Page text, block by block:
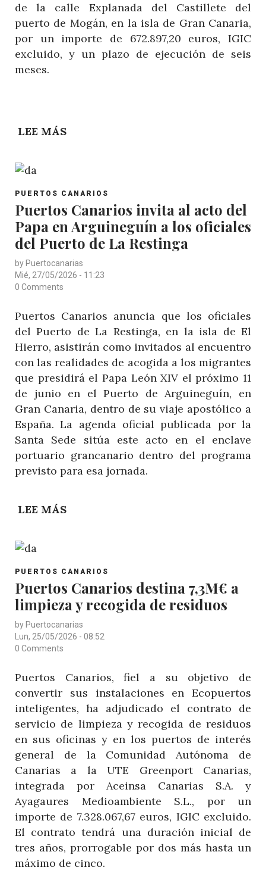
de la calle Explanada del Castillete del
puerto de Mogán, en la isla de Gran Canaria,
por un importe de 672.897,20 euros, IGIC
excluido, y un plazo de ejecución de seis
meses.
LEE MÁS
EN
LA
MEJORA
DEL
DE
POST
PUERTOS CANARIOS
Puertos Canarios invita al acto del
Papa en Arguineguín a los oficiales
del Puerto de La Restinga
by Puertocanarias
Mié, 27/05/2026 - 11:23
0 Comments
Puertos Canarios anuncia que los oficiales
del Puerto de La Restinga, en la isla de El
Hierro, asistirán como invitados al encuentro
con las realidades de acogida a los migrantes
que presidirá el Papa León XIV el próximo 11
de junio en el Puerto de Arguineguín, en
Gran Canaria, dentro de su viaje apostólico a
España. La agenda oficial publicada por la
Santa Sede sitúa este acto en el enclave
portuario grancanario dentro del programa
previsto para esa jornada.
LEE MÁS
AL
ACTO
DEL
PAPA
EN
LOS
OFICIALES
DEL
PUERTO
DE
LA
RESTINGA
POST
PUERTOS CANARIOS
Puertos Canarios destina 7,3M€ a
limpieza y recogida de residuos
by Puertocanarias
Lun, 25/05/2026 - 08:52
0 Comments
Puertos Canarios, fiel a su objetivo de
convertir sus instalaciones en Ecopuertos
inteligentes, ha adjudicado el contrato de
servicio de limpieza y recogida de residuos
en sus oficinas y en los puertos de interés
general de la Comunidad Autónoma de
Canarias a la UTE Greenport Canarias,
integrada por Aceinsa Canarias S.A. y
Ayagaures Medioambiente S.L., por un
importe de 7.328.067,67 euros, IGIC excluido.
El contrato tendrá una duración inicial de
tres años, prorrogable por dos más hasta un
máximo de cinco.